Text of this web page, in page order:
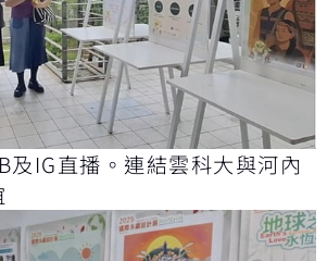
及IG直播。連結雲科大與河內